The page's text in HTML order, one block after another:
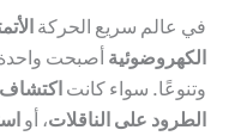
في عالم سريع الحركة
الكهروضوئية أصبحت
وتنوعًا. سواء كانت اكتشاف
الطرود على الناقلات، أو